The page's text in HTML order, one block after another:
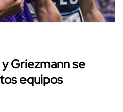
Griezmann se
equipos